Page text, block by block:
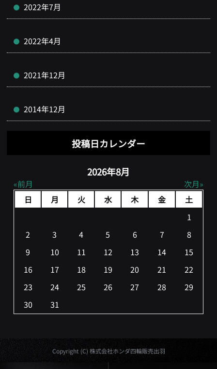
2022年7月
2022年4月
2021年12月
2014年12月
投稿日カレンダー
2026年8月
前月
次月
日
月 火 水 木 金
土
1
2
3 4 5 6 7
8
9
10 11 12 13 14
15
16
17 18 19 20 21
22
23
24 25 26 27 28
29
30
31
Copyright (C) 株式会社ホンダ四輪販売出羽